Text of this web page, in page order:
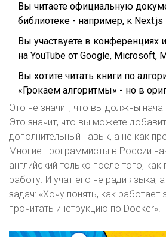
Вы читаете официальную
библиотеке - например, к
Вы участвуете в конференциях
на YouTube от Google, Microsoft,
Вы хотите читать книги по
«Грокаем алгоритмы» - но в
Это не значит, что вы должны
Это значит, что вы можете
дополнительный навык, а не как
Многие программисты в России
английский только после того,
работу. И учат его не ради языка,
задач: «Хочу понять, как работает
прочитать инструкцию по Docker».